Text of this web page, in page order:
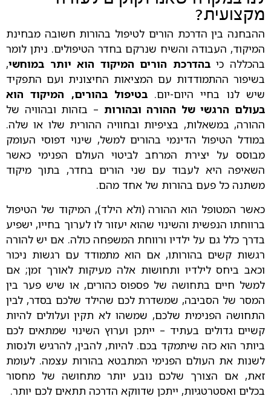
מקצועית?
ההבחנה בין הדרכת הורים לטיפול בהורות חשובה מבחינת
המיקוד, העבודה והשיח שנרקם בחדר הטיפולים. ניתן לומר
בהכללה כיבהדרכת הורים המיקוד הוא יותר במוחשי,
בשיפור ההתמודדות עם המציאות החיצונית ועם התפקיד
שיש לנו בחיי היום-יום.בטיפול בהורים, המיקוד הוא
בעולם הרגשי של ההורה ובהורות – בזהות ובהוויה של
ההורה, במשאלות, בציפיות ובחוויה ההורית שלו או שלה.
במודל הטיפול הדינמי בהורים למשל, שינוי דפוסי העומק
מבוסס על יצירת המרחב לביטוי העולם הפנימי כאשר
השאיפה היא לעבוד עם שני הורים בחדר, בתוך מיקוד
משתנה כל פעם בהורות של אחד מהם.
כאשר המטופל הוא ההורה (ולא הילד), המיקוד של הטיפול
ברווחתו הנפשית והשינוי שהוא יעזור לו לערוך בחייו, ישפיע
בדרך כלל גם על ילדיו ורווחת המשפחה כולה. אם יש להורה
רגשות קשים בהורותו, אם הוא מתמודד עם רגשות ניכור
וכאב ביחס לילדיו ותחושות אלה מעיקות לאורך זמן; אם
למשל חיים בתחושה של פספוס כהורים, או שיש פער בין
המסר של הסביבה, שמשדרת לכם שהילד שלכם בסדר, לבין
התחושה הפנימית שלכם, שמשהו לא תקין ועלולים להיות
קשיים גדולים בעתיד – ייתכן וערוץ השינוי שמתאים לכם
ביותר הוא כזה שיתמקד בכם. להיות, להבין, להרגיש ולנסות
לשנות את העולם הפנימי המתבטא בהורות עצמה. לעומת
זאת, אם הצורך שלכם נובע יותר מתחושה של מחסור
בכלים ואסטרטגיות, ייתכן שדווקא הדרכה תתאים לכם יותר.